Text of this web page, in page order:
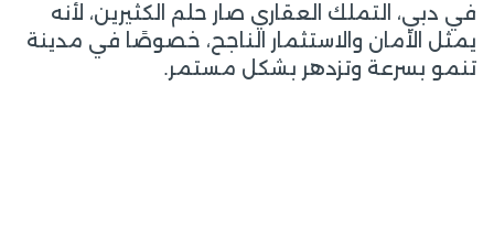
في دبي، التملك العقاري صار حلم الكثيرين، لأنه
يمثل الأمان والاستثمار الناجح، خصوصًا في مدينة
تنمو بسرعة وتزدهر بشكل مستمر.